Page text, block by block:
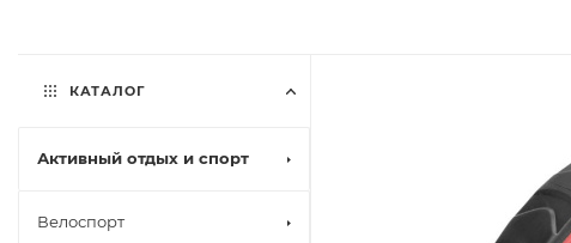
КАТАЛОГ
Активный отдых и спорт
Велоспорт